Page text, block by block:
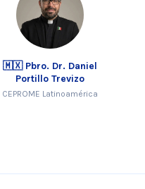
🇲🇽 Pbro. Dr. Daniel
Portillo Trevizo
CEPROME Latinoamérica